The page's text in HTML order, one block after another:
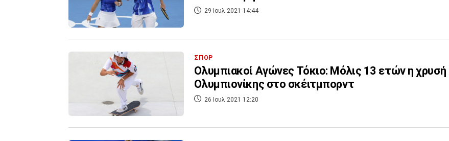
29 Ιουλ 2021 14:44
ΣΠΟΡ
Ολυμπιακοί Aγώνες Τόκιο: Μόλις 13 ετών η χρυσή
Ολυμπιονίκης στο σκέιτμπορντ
26 Ιουλ 2021 12:20